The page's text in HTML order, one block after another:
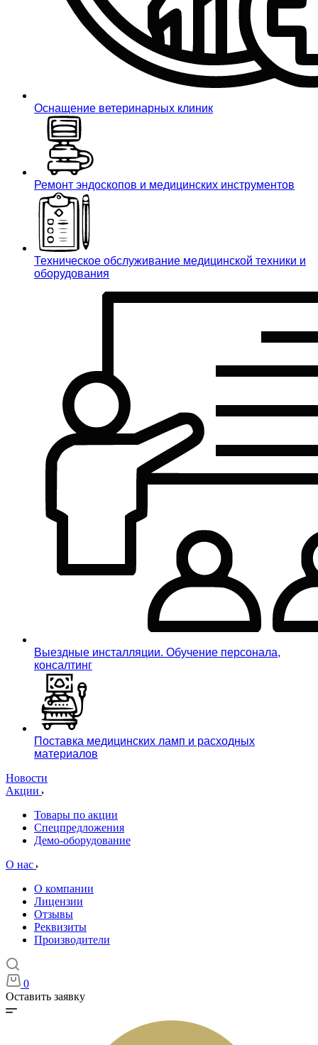
Оснащение ветеринарных клиник
Ремонт эндоскопов и медицинских инструментов
Техническое обслуживание медицинской техники и
оборудования
Выездные инсталляции. Обучение персонала,
консалтинг
Поставка медицинских ламп и расходных
материалов
Новости
Акции
Товары по акции
Спецпредложения
Демо-оборудование
О нас
О компании
Лицензии
Отзывы
Реквизиты
Производители
0
Оставить заявку